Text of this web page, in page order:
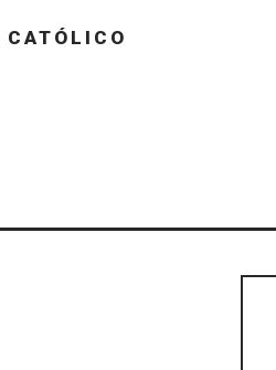
CATÓLICO